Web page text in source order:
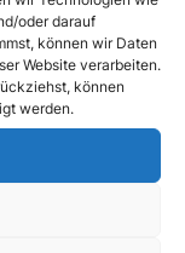
oder darauf
können wir Daten
Website verarbeiten.
können
werden.
den
für jedes